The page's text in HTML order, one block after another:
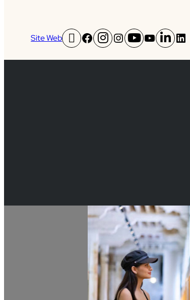
Site WebFacebook Instagram YouTube LinkedIn